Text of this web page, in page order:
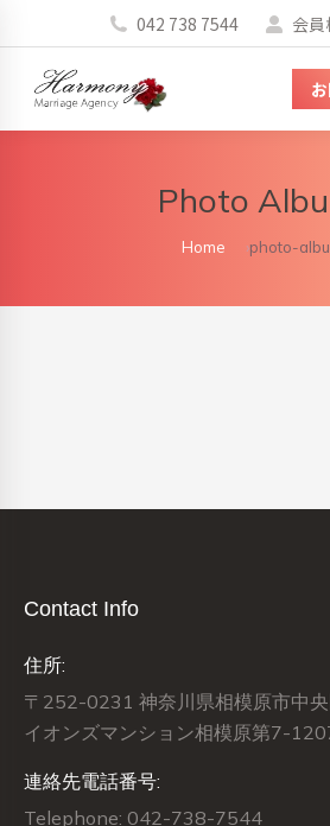
042 738 7544 会員
Photo
You are here:
Home photo-
Contact Info
住所:
〒252-0231 神奈川県相模原市中
イオンズマンション相模原第7-
連絡先電話番号:
Telephone: 042-738-7544